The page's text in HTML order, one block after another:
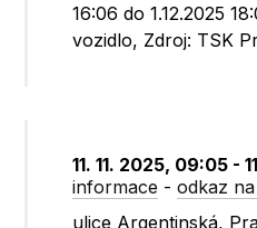
16:06 do 1.12.2025
vozidlo, Zdroj: TSK
11. 11. 2025, 09:05 -
informace -odkaz
ulice Argentinská,